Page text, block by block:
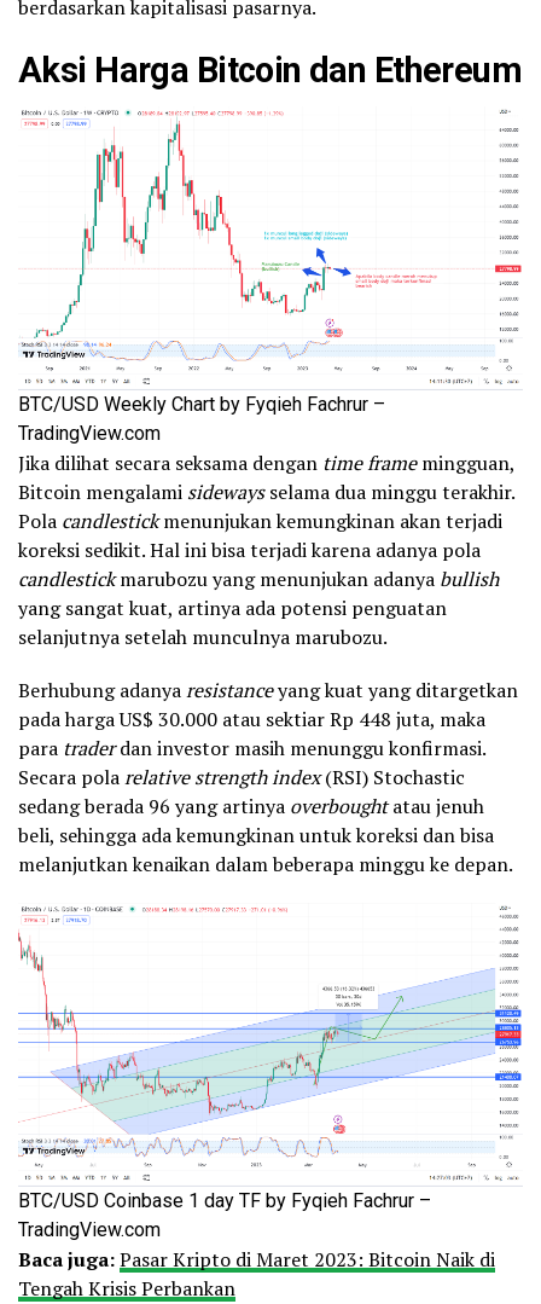
berdasarkan kapitalisasi pasarnya.
Aksi Harga Bitcoin dan Ethereum
BTC/USD Weekly Chart by Fyqieh Fachrur –
TradingView.com
Jika dilihat secara seksama dengan time framemingguan,
Bitcoin mengalami sidewaysselama dua minggu terakhir.
Pola candlestickmenunjukan kemungkinan akan terjadi
koreksi sedikit. Hal ini bisa terjadi karena adanya pola
candlestickmarubozu yang menunjukan adanya bullish
yang sangat kuat, artinya ada potensi penguatan
selanjutnya setelah munculnya marubozu.
Berhubung adanyaresistanceyang kuat yang ditargetkan
pada harga US$ 30.000 atau sektiar Rp 448 juta, maka
para traderdan investor masih menunggu konfirmasi.
Secara polarelative strength index(RSI) Stochastic
sedang berada 96 yang artinya overboughtatau jenuh
beli, sehingga ada kemungkinan untuk koreksi dan bisa
melanjutkan kenaikan dalam beberapa minggu ke depan.
BTC/USD Coinbase 1 day TF by Fyqieh Fachrur –
TradingView.com
Baca juga:Pasar Kripto di Maret 2023: Bitcoin Naik di
Tengah Krisis Perbankan